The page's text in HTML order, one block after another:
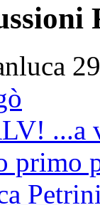
...a
primo
Petrini